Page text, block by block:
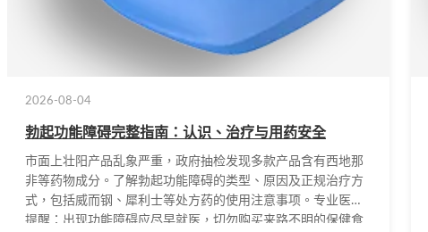
2026-08-04
勃起功能障碍完整指南：认识、治疗与用药安全
市面上壮阳产品乱象严重，政府抽检发现多款产品含有西地那
非等药物成分。了解勃起功能障碍的类型、原因及正规治疗方
式，包括威而钢、犀利士等处方药的使用注意事项。专业医师
提醒：出现功能障碍应尽早就医，切勿购买来路不明的保健食